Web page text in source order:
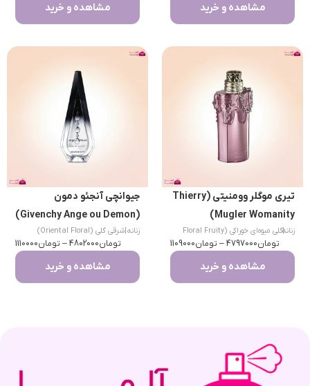
مشاهده و خرید مشاهده و خرید
تیری موگلر وومنیتی (Thierry
Mugler Womanity)
زنانه
|
گلی میوه‌ای خوراکی (Floral Fruity
Gourmand)
تومان4797000
– تومان1109000
مشاهده و خرید
جیوانچی آنجئو دمون
(Givenchy Ange ou Demon)
زنانه|شرقی گلی (Oriental Floral)
تومان4802000
– تومان1110000
مشاهده و خرید